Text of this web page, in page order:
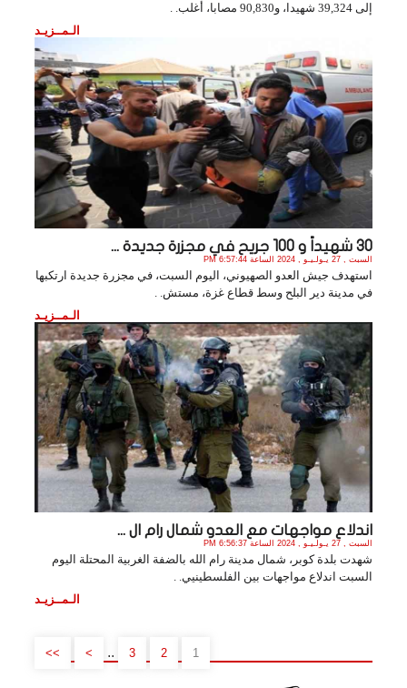
إلى 39,324 شهيدا، و90,830 مصابا، أغلب. .
الـمــزيـد
30 شهيداً و 100 جريح في مجزرة جديدة ...
السبت , 27 يـولـيـو , 2024 الساعة 6:57:44 PM
استهدف جيش العدو الصهيوني، اليوم السبت، في مجزرة جديدة ارتكبها
في مدينة دير البلح وسط قطاع غزة، مستش. .
الـمــزيـد
اندلاع مواجهات مع العدو شمال رام ال ...
السبت , 27 يـولـيـو , 2024 الساعة 6:56:37 PM
شهدت بلدة كوبر، شمال مدينة رام الله بالضفة الغربية المحتلة اليوم
السبت اندلاع مواجهات بين الفلسطينيي. .
الـمــزيـد
1
2
3
..
>
>>